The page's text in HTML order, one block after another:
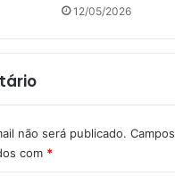
12/05/2026
não será publicado. Campos
com *